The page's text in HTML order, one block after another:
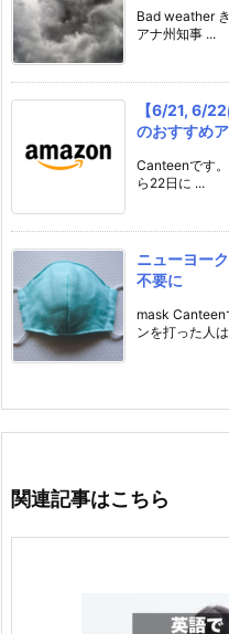
Bad weather
アナ州知事 ...
【6/21, 6/
のおすすめ
Canteenです
ら22日に ...
ニューヨー
不要に
mask Canteen
ンを打った人
関連記事はこちら